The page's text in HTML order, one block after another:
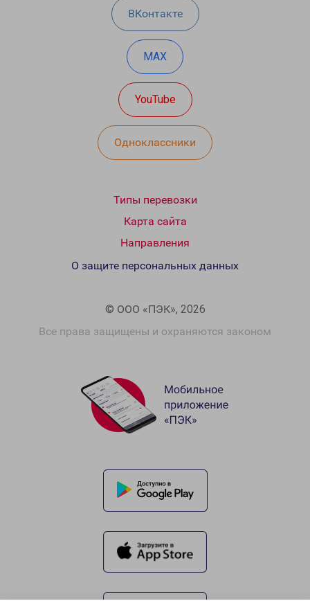
ВКонтакте
MAX
YouTube
Одноклассники
Типы перевозки
Карта сайта
Направления
© ООО «ПЭК», 2026
Все права защищены и охраняются законом
О защите персональных данных